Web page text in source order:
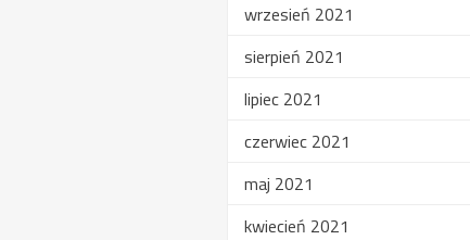
wrzesień 2021
sierpień 2021
lipiec 2021
czerwiec 2021
maj 2021
kwiecień 2021